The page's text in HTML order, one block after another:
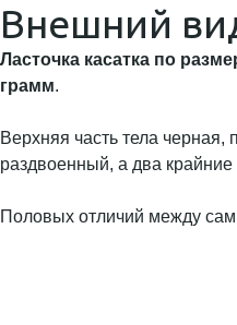
Внешний
Ласточка касатка по
грамм.
Верхняя часть тела
раздвоенный, а два
Половых отличий между